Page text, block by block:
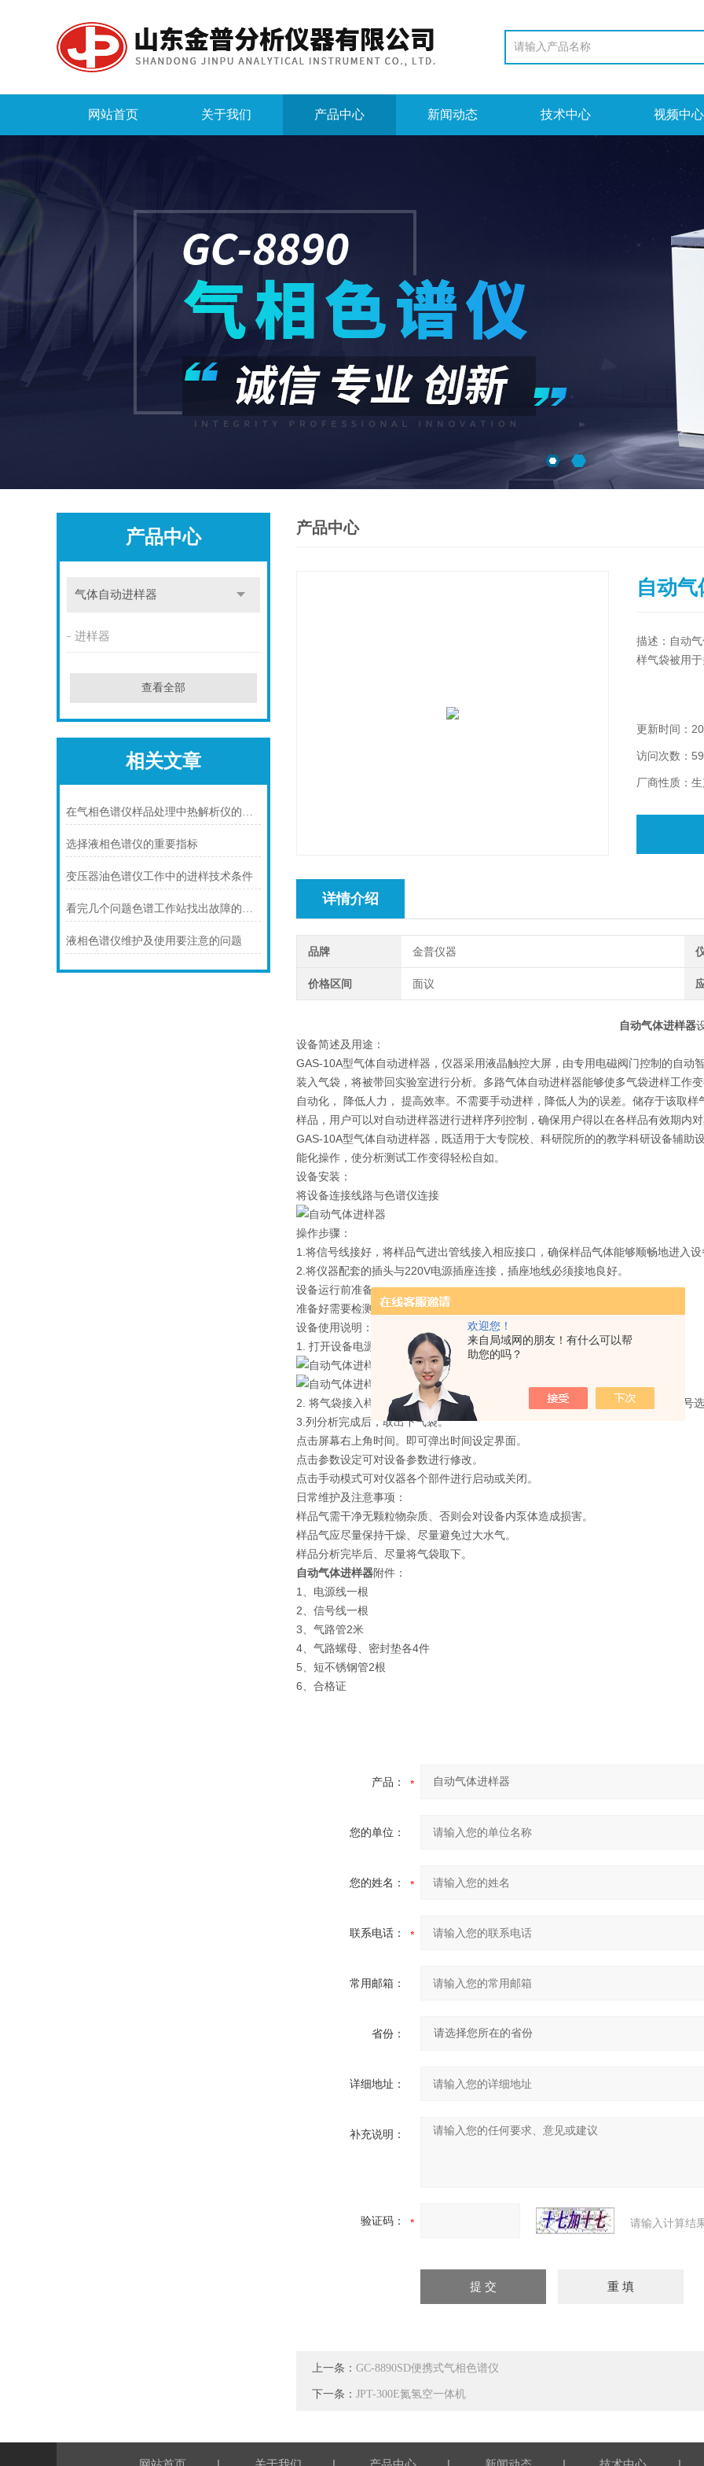
欢迎您！
来自局域网的朋友！有什么可以帮
助您的吗？
网站首页 关于我们 产品中心 新闻动态 技术中心 视频中心
产品中心
气体自动进样器
进样器
查看全部
相关文章
在气相色谱仪样品处理中热解析仪的工作原理
选择液相色谱仪的重要指标
变压器油色谱仪工作中的进样技术条件
看完几个问题色谱工作站找出故障的原因
液相色谱仪维护及使用要注意的问题
产品中心
自动
描述：自动
样气袋被用
更新时间：
访问次数：
厂商性质：
详情介绍
品牌 金普仪器
价格区间 面议
自动气体进样器
设备简述及用途：
GAS-10A型气体自动进样器，仪器采用液晶触控大屏，由专用电磁阀门控制的自
装入气袋，将被带回实验室进行分析。多路气体自动进样器能够使多气袋进样工作
自动化， 降低人力， 提高效率。不需要手动进样，降低人为的误差。储存于该取
样品，用户可以对自动进样器进行进样序列控制，确保用户得以在各样品有效期内
GAS-10A型气体自动进样器，既适用于大专院校、科研院所的的教学科研设备辅
能化操作，使分析测试工作变得轻松自如。
设备安装：
将设备连接线路与色谱仪连接
操作步骤：
1.将信号线接好，将样品气进出管线接入相应接口，确保样品气体能够顺畅地进入
2.将仪器配套的插头与220V电源插座连接，插座地线必须接地良好。
设备运行前准备：
准备好需要检测的标气及样品气气袋。
设备使用说明：
1. 打开设备电源开关、等待屏幕进入系统。
2. 将气袋接入样品气口。根据样品气口相对应编号、点击选择屏幕相应序号（序号
3.列分析完成后，取出下气袋。
点击屏幕右上角时间。即可弹出时间设定界面。
点击参数设定可对设备参数进行修改。
点击手动模式可对仪器各个部件进行启动或关闭。
日常维护及注意事项：
样品气需干净无颗粒物杂质、否则会对设备内泵体造成损害。
样品气应尽量保持干燥、尽量避免过大水气。
样品分析完毕后、尽量将气袋取下。
自动气体进样器附件：
1、电源线一根
2、信号线一根
3、气路管2米
4、气路螺母、密封垫各4件
5、短不锈钢管2根
6、合格证
产品：
您的单位：
您的姓名：
联系电话：
常用邮箱：
省份：
详细地址：
补充说明：
验证码： 请输入计算结
上一条： GC-8890SD便携式气相色谱仪
下一条： JPT-300E氮氢空一体机